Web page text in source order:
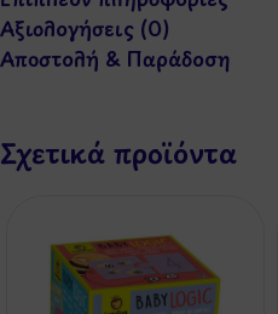
Αξιολογήσεις (0)
Αποστολή & Παράδοση
Σχετικά προϊόντα